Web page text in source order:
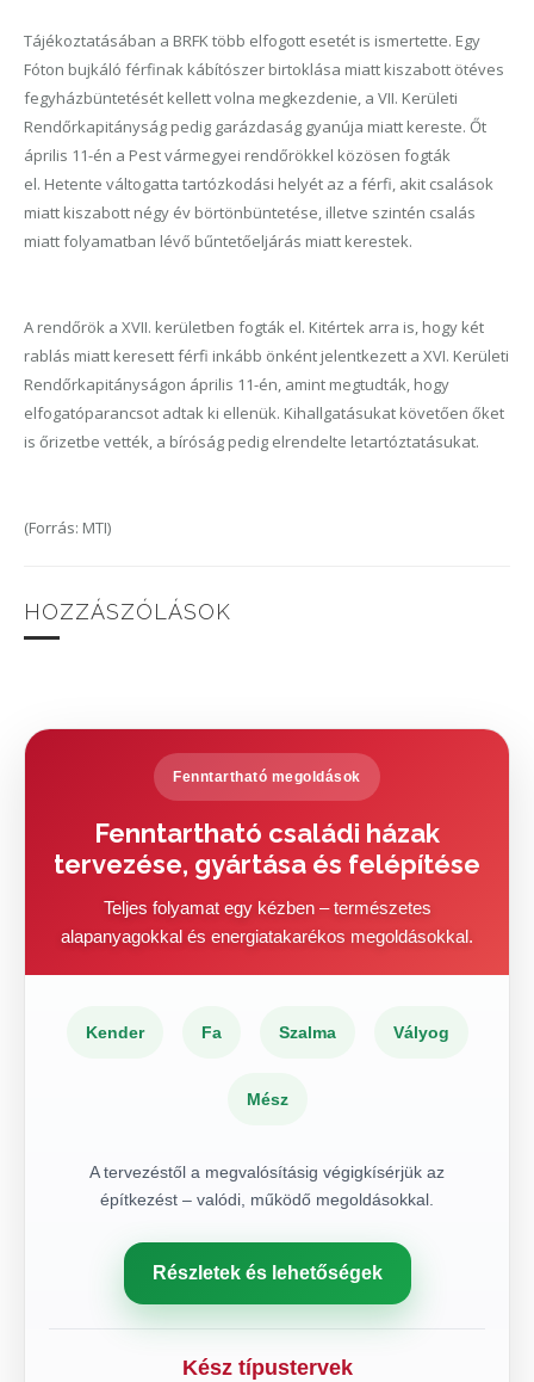
Tájékoztatásában a BRFK több elfogott esetét is ismertette. Egy
Fóton bujkáló férfinak kábítószer birtoklása miatt kiszabott ötéves
fegyházbüntetését kellett volna megkezdenie, a VII. Kerületi
Rendőrkapitányság pedig garázdaság gyanúja miatt kereste. Őt
április 11-én a Pest vármegyei rendőrökkel közösen fogták
el. Hetente váltogatta tartózkodási helyét az a férfi, akit csalások
miatt kiszabott négy év börtönbüntetése, illetve szintén csalás
miatt folyamatban lévő bűntetőeljárás miatt kerestek.
A rendőrök a XVII. kerületben fogták el. Kitértek arra is, hogy két
rablás miatt keresett férfi inkább önként jelentkezett a XVI. Kerületi
Rendőrkapitányságon április 11-én, amint megtudták, hogy
elfogatóparancsot adtak ki ellenük. Kihallgatásukat követően őket
is őrizetbe vették, a bíróság pedig elrendelte letartóztatásukat.
(Forrás: MTI)
HOZZÁSZÓLÁSOK
Fenntartható megoldások
Fenntartható családi házak
tervezése, gyártása és felépítése
Teljes folyamat egy kézben – természetes
alapanyagokkal és energiatakarékos megoldásokkal.
Kender Fa Szalma Vályog
Mész
A tervezéstől a megvalósításig végigkísérjük az
építkezést – valódi, működő megoldásokkal.
Részletek és lehetőségek
Kész típustervek